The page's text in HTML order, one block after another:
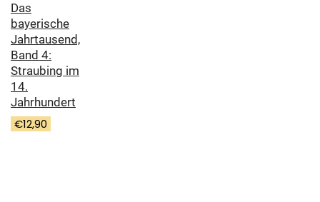
Das
bayerische
Jahrtausend,
Band 4:
Straubing im
14.
Jahrhundert
€12,90